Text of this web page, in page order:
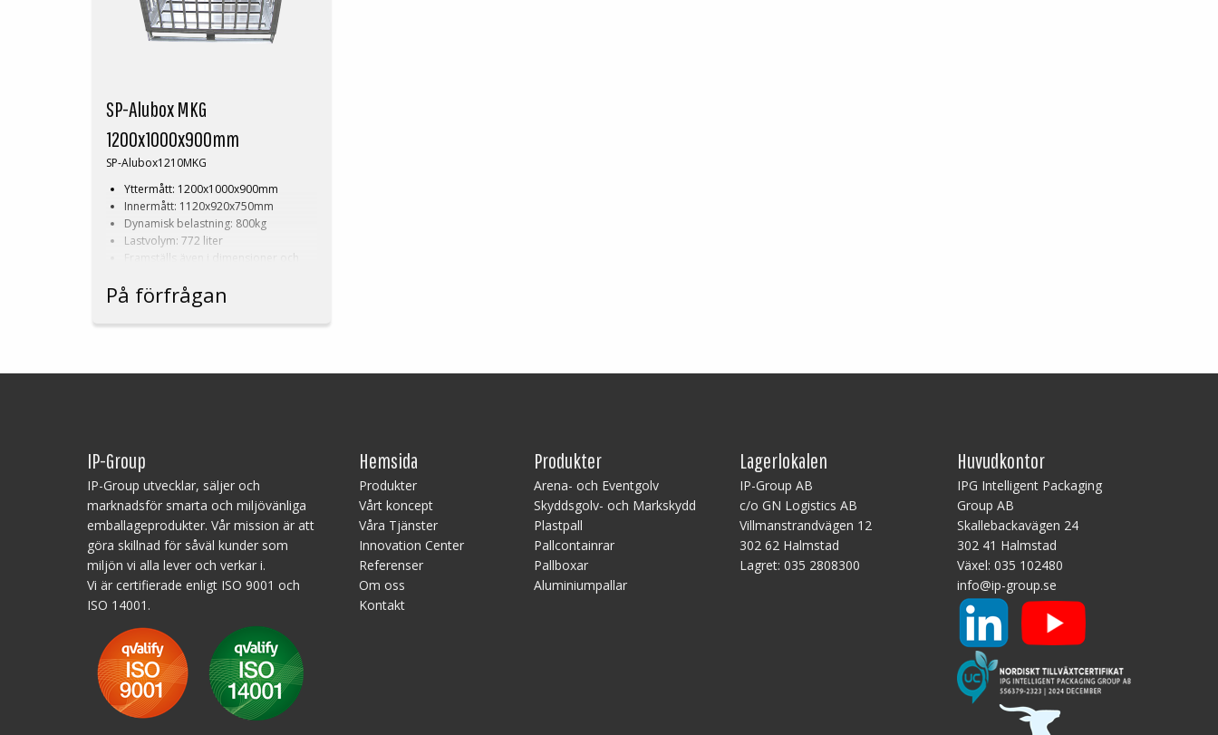
SP-Alubox MKG
1200x1000x900mm
SP-Alubox1210MKG
Yttermått: 1200x1000x900mm
Innermått: 1120x920x750mm
Dynamisk belastning: 800kg
Lastvolym: 772 liter
Framställs även i dimensioner och
Läs mer om våraaluminiumboxar
På förfrågan
IP-Group
IP-Group utvecklar, säljer och
marknadsför smarta och miljövänliga
emballageprodukter. Vår mission är att
göra skillnad för såväl kunder som
miljön vi alla lever och verkar i.
Vi är certifierade enligt ISO 9001 och
ISO 14001.
Hemsida
Produkter
Vårt koncept
Våra Tjänster
Innovation Center
Referenser
Om oss
Kontakt
Produkter
Arena- och Eventgolv
Skyddsgolv- och Markskydd
Plastpall
Pallcontainrar
Pallboxar
Aluminiumpallar
Lagerlokalen
IP-Group AB
c/o GN Logistics AB
Villmanstrandvägen 12
302 62 Halmstad
Lagret: 035 2808300
Huvudkontor
IPG Intelligent Packaging
Group AB
Skallebackavägen 24
302 41 Halmstad
Växel: 035 102480
info@ip-group.se